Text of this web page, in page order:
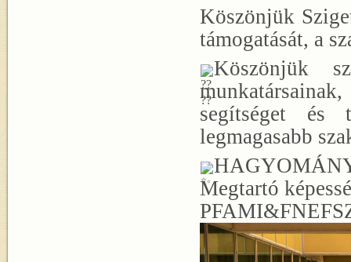
Köszönjük
támogatását, a
Köszönjük
segítséget és
legmagasabb
Megtartó